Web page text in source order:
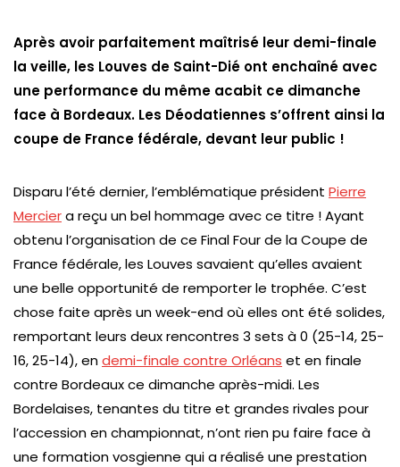
Après avoir parfaitement maîtrisé leur demi-finale
la veille, les Louves de Saint-Dié ont enchaîné avec
une performance du même acabit ce dimanche
face à Bordeaux. Les Déodatiennes s’offrent ainsi la
coupe de France fédérale, devant leur public !
Disparu l’été dernier, l’emblématique président Pierre
Merciera reçu un bel hommage avec ce titre ! Ayant
obtenu l’organisation de ce Final Four de la Coupe de
France fédérale, les Louves savaient qu’elles avaient
une belle opportunité de remporter le trophée. C’est
chose faite après un week-end où elles ont été solides,
remportant leurs deux rencontres 3 sets à 0 (25-14, 25-
16, 25-14), endemi-finale contre Orléans et en finale
contre Bordeaux ce dimanche après-midi. Les
Bordelaises, tenantes du titre et grandes rivales pour
l’accession en championnat, n’ont rien pu faire face à
une formation vosgienne qui a réalisé une prestation